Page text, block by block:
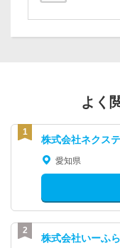
よく
株式会社ネクス
愛知県
株式会社いーふ